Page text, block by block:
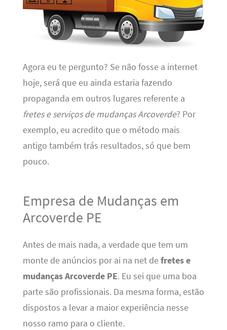
Agora eu te pergunto? Se não fosse a internet
hoje, será que eu ainda estaria fazendo
propaganda em outros lugares referente a
fretes e serviços de mudanças Arcoverde? Por
exemplo, eu acredito que o método mais
antigo também trás resultados, só que bem
pouco.
Empresa de Mudanças em
Arcoverde PE
Antes de mais nada, a verdade que tem um
monte de anúncios por ai na net defretes e
mudanças Arcoverde PE. Eu sei que uma boa
parte são profissionais. Da mesma forma, estão
dispostos a levar a maior experiência nesse
nosso ramo para o cliente.